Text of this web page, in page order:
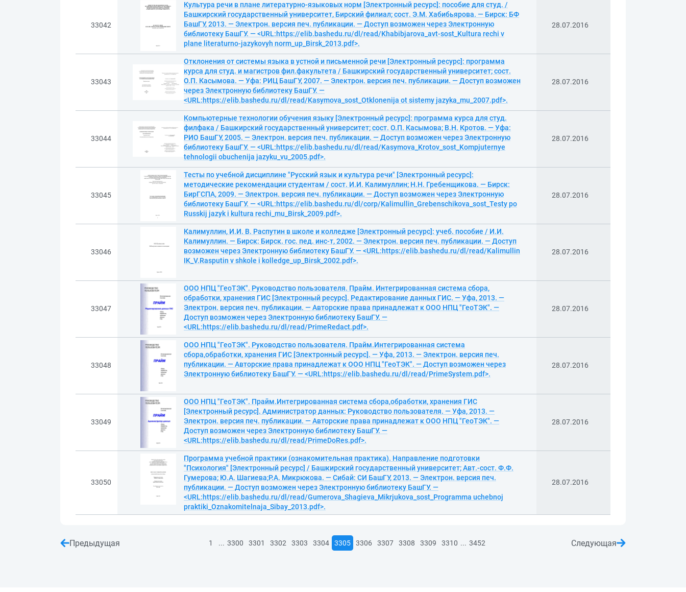
33042
Культура речи в плане литературно-языковых норм [Электронный ресурс]: пособие для студ. /
Башкирский государственный университет, Бирский филиал; сост. Э.М. Хабибьярова. — Бирск: БФ
БашГУ, 2013. — Электрон. версия печ. публикации. — Доступ возможен через Электронную
библиотеку БашГУ. — <URL:https://elib.bashedu.ru/dl/read/Khabibjarova_avt-sost_Kultura rechi v
plane literaturno-jazykovyh norm_up_Birsk_2013.pdf>.
28.07.2016
33043
Отклонения от системы языка в устной и письменной речи [Электронный ресурс]: программа
курса для студ. и магистров фил.факультета / Башкирский государственный университет; сост.
О.П. Касымова. — Уфа: РИЦ БашГУ, 2007. — Электрон. версия печ. публикации. — Доступ возможен
через Электронную библиотеку БашГУ. —
<URL:https://elib.bashedu.ru/dl/read/Kasymova_sost_Otklonenija ot sistemy jazyka_mu_2007.pdf>.
28.07.2016
33044
Компьютерные технологии обучения языку [Электронный ресурс]: программа курса для студ.
филфака / Башкирский государственный университет; сост. О.П. Касымова; В.Н. Кротов. — Уфа:
РИО БашГУ, 2005. — Электрон. версия печ. публикации. — Доступ возможен через Электронную
библиотеку БашГУ. — <URL:https://elib.bashedu.ru/dl/read/Kasymova_Krotov_sost_Kompjuternye
tehnologii obuchenija jazyku_vu_2005.pdf>.
28.07.2016
33045
Тесты по учебной дисциплине "Русский язык и культура речи" [Электронный ресурс]:
методические рекомендации студентам / сост. И.И. Калимуллин; Н.Н. Гребенщикова. — Бирск:
БирГСПА, 2009. — Электрон. версия печ. публикации. — Доступ возможен через Электронную
библиотеку БашГУ. — <URL:https://elib.bashedu.ru/dl/corp/Kalimullin_Grebenschikova_sost_Testy po
Russkij jazyk i kultura rechi_mu_Birsk_2009.pdf>.
28.07.2016
33046
Калимуллин, И.И. В. Распутин в школе и колледже [Электронный ресурс]: учеб. пособие / И.И.
Калимуллин. — Бирск: Бирск. гос. пед. инс-т, 2002. — Электрон. версия печ. публикации. — Доступ
возможен через Электронную библиотеку БашГУ. — <URL:https://elib.bashedu.ru/dl/read/Kalimullin
IK_V.Rasputin v shkole i kolledge_up_Birsk_2002.pdf>.
28.07.2016
33047
ООО НПЦ "ГеоТЭК". Руководство пользователя. Прайм. Интегрированная система сбора,
обработки, хранения ГИС [Электронный ресурс]. Редактирование данных ГИС. — Уфа, 2013. —
Электрон. версия печ. публикации. — Авторские права принадлежат к ООО НПЦ "ГеоТЭК". —
Доступ возможен через Электронную библиотеку БашГУ. —
<URL:https://elib.bashedu.ru/dl/read/PrimeRedact.pdf>.
28.07.2016
33048
ООО НПЦ "ГеоТЭК". Руководство пользователя. Прайм.Интегрированная система
сбора,обработки, хранения ГИС [Электронный ресурс]. — Уфа, 2013. — Электрон. версия печ.
публикации. — Авторские права принадлежат к ООО НПЦ "ГеоТЭК". — Доступ возможен через
Электронную библиотеку БашГУ. — <URL:https://elib.bashedu.ru/dl/read/PrimeSystem.pdf>.
28.07.2016
33049
ООО НПЦ "ГеоТЭК". Прайм.Интегрированная система сбора,обработки, хранения ГИС
[Электронный ресурс]. Администратор данных: Руководство пользователя. — Уфа, 2013. —
Электрон. версия печ. публикации. — Авторские права принадлежат к ООО НПЦ "ГеоТЭК". —
Доступ возможен через Электронную библиотеку БашГУ. —
<URL:https://elib.bashedu.ru/dl/read/PrimeDoRes.pdf>.
28.07.2016
33050
Программа учебной практики (ознакомительная практика). Направление подготовки
"Психология" [Электронный ресурс] / Башкирский государственный университет; Авт.-сост. Ф.Ф.
Гумерова; Ю.А. Шагиева;Р.А. Микрюкова. — Сибай: СИ БашГУ, 2013. — Электрон. версия печ.
публикации. — Доступ возможен через Электронную библиотеку БашГУ. —
<URL:https://elib.bashedu.ru/dl/read/Gumerova_Shagieva_Mikrjukova_sost_Programma uchebnoj
praktiki_Oznakomitelnaja_Sibay_2013.pdf>.
28.07.2016
Предыдущая 1 ... 3300 3301 3302 3303 3304 3305 3306 3307 3308 3309 3310 ... 3452 Следующая